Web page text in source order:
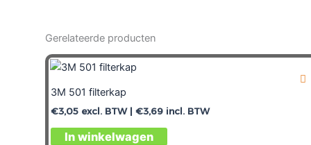
Gerelateerde producten
3M 501 filterkap
€3,05 excl. BTW | €3,69 incl. BTW
In winkelwagen